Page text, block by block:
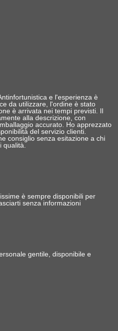
e l'esperienza è
da utilizzare, l'ordine è stato
è arrivata nei tempi previsti. Il
alla descrizione, con
accurato. Ho apprezzato
del servizio clienti.
consiglio senza esitazione a chi
qualità.
è sempre disponibili per
senza informazioni
gentile, disponibile e